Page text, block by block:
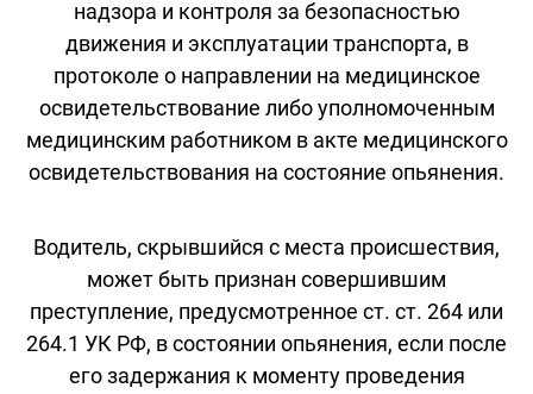
надзора и контроля за безопасностью
движения и эксплуатации транспорта, в
протоколе о направлении на медицинское
освидетельствование либо уполномоченным
медицинским работником в акте медицинского
освидетельствования на состояние опьянения.
Водитель, скрывшийся с места происшествия,
может быть признан совершившим
преступление, предусмотренное ст. ст. 264 или
264.1 УК РФ, в состоянии опьянения, если после
его задержания к моменту проведения